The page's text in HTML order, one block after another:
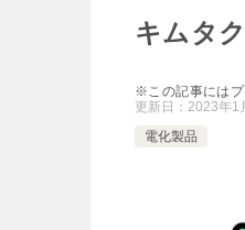
キムタ
※この記事にはプ
更新日： 2023年1
電化製品